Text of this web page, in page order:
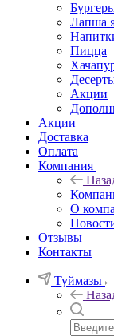
Лапша
Пицца
Акции
Акции
Доставка
Оплата
Компания
О
Отзывы
Контакты
Туймазы